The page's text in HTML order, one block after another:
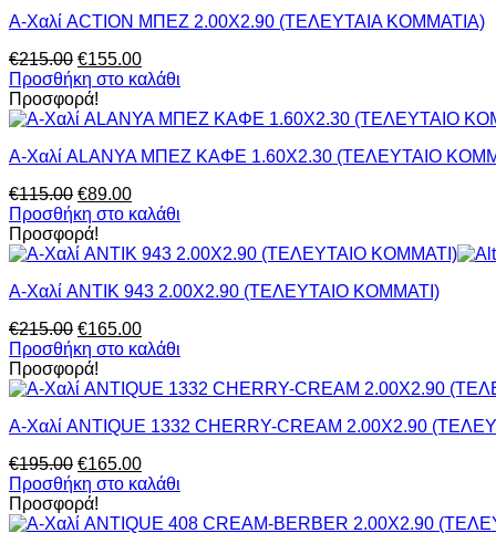
Α-Χαλί ACTION MΠΕΖ 2.00Χ2.90 (ΤΕΛΕΥΤΑΙΑ ΚΟΜΜΑΤΙΑ)
€215.00 Original
price
was:
€215.00.
€155.00Η
τρέχουσα
είναι:
Προσθήκη στο καλάθι
Προσφορά!
Α-Χαλί ALANYA ΜΠΕΖ ΚΑΦΕ 1.60Χ2.30 (ΤΕΛΕΥΤΑΙΟ
€115.00 Original
price
was:
€115.00.
€89.00Η
τρέχουσα
είναι:
Προσθήκη στο καλάθι
Προσφορά!
Α-Χαλί ANTIK 943 2.00Χ2.90 (ΤΕΛΕΥΤΑΙΟ ΚΟΜΜΑΤΙ)
€215.00 Original
price
was:
€215.00.
€165.00Η
τρέχουσα
είναι:
Προσθήκη στο καλάθι
Προσφορά!
Α-Χαλί ANTIQUE 1332 CHERRY-CREAM 2.00Χ2.90
€195.00 Original
price
was:
€195.00.
€165.00Η
τρέχουσα
είναι:
Προσθήκη στο καλάθι
Προσφορά!